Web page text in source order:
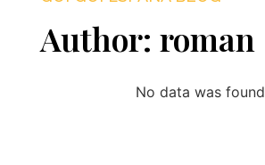
Author: roman
No data was found